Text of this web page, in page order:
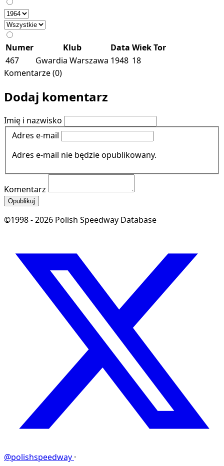
Numer Klub Data WiekTor
467
Gwardia Warszawa 1948 18
Komentarze (0)
Dodaj komentarz
Imię i nazwisko
Adres e-mail
Adres e-mail nie będzie opublikowany.
Komentarz
Opublikuj
©1998 - 2026 Polish Speedway Database
@polishspeedway ·